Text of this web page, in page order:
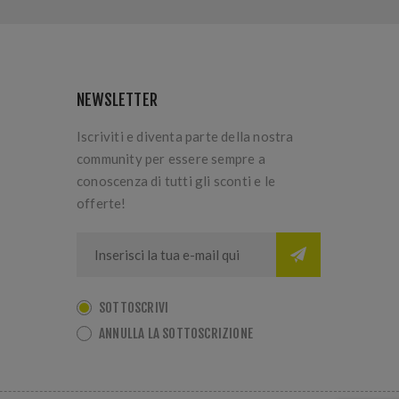
NEWSLETTER
Iscriviti e diventa parte della nostra
community per essere sempre a
conoscenza di tutti gli sconti e le
offerte!
SOTTOSCRIVI
ANNULLA LA SOTTOSCRIZIONE